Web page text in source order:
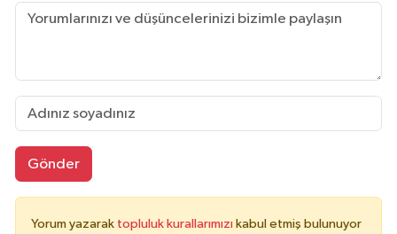
Gönder
Yorum yazarak topluluk kurallarımızı kabul etmiş bulunuyor